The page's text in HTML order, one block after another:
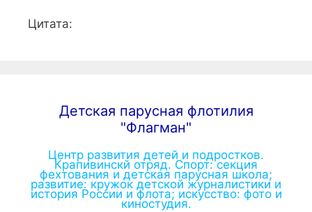
Цитата:
Детская парусная флотилия
"Флагман"
Центр развития детей и подростков.
Крапивинскй отряд. Спорт: секция
фехтования и детская парусная школа;
развитие: кружок детской журналистики и
история России и флота; искусство: фото и
киностудия.